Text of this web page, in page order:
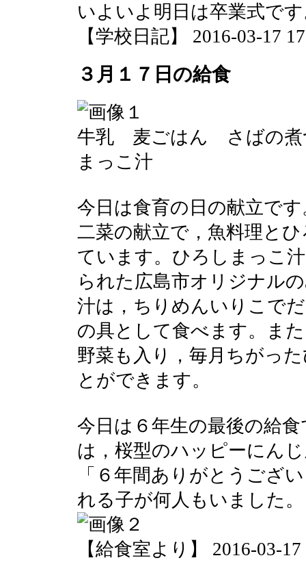
いよいよ明日は卒業式で
【学校日記】 2016-03-17
３月１７日の給食
牛乳 麦ごはん さばの
まっこ汁
今日は食育の日の献立で
二菜の献立で，魚料理と
ています。ひろしまっこ
られた広島市オリジナル
汁は，ちりめんいりこで
の具として食べます。ま
野菜も入り，毎月ちがっ
とができます。
今日は６年生の最後の給
は，桜型のハッピーにん
「６年間ありがとうござ
れる子が何人もいました。
【給食室より】 2016-03-